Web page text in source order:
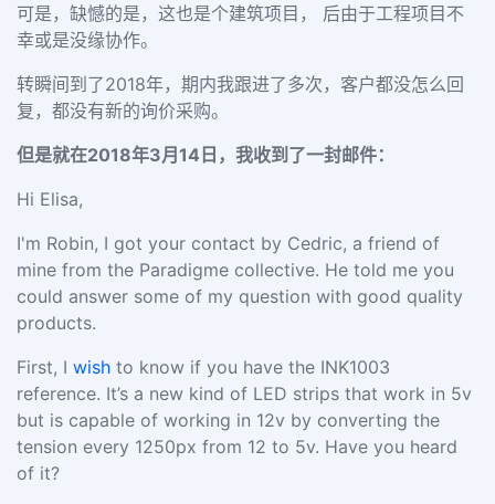
可是，缺憾的是，这也是个建筑项目， 后由于工程项目不
幸或是没缘协作。
转瞬间到了2018年，期内我跟进了多次，客户都没怎么回
复，都没有新的询价采购。
但是就在2018年3月14日，我收到了一封邮件：
Hi Elisa,
I'm Robin, I got your contact by Cedric, a friend of
mine from the Paradigme collective. He told me you
could answer some of my question with good quality
products.
First, I wish to know if you have the INK1003
reference. It’s a new kind of LED strips that work in 5v
but is capable of working in 12v by converting the
tension every 1250px from 12 to 5v. Have you heard
of it?